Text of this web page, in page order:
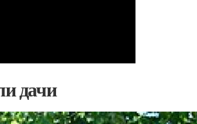
дачи